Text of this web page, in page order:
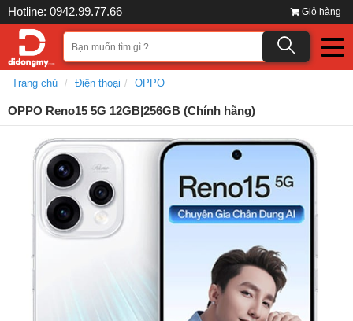
Hotline: 0942.99.77.66 Giỏ hàng
Trang chủ Điện thoại OPPO
OPPO Reno15 5G 12GB|256GB (Chính hãng)